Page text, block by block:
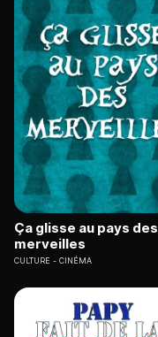
Ça glisse au pays des
merveilles
CULTURE CINÉMA